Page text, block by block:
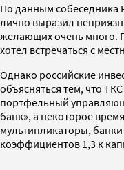
По данным собеседника
лично выразил
желающих очень много.
хотел встречаться с
Однако российские
объясняться тем, что
портфельный
банк», а некоторое
мультипликаторы,
коэффициентов 1,3 к